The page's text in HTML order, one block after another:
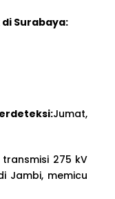
Surabaya:
Jumat,
275 kV
Jambi, memicu